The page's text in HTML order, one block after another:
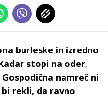
burleske in izredno
stopi na oder,
namreč ni
rekli, da ravno